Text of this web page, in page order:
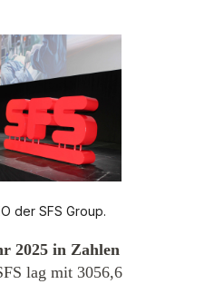
der SFS Group.
2025 in Zahlen
lag mit 3056,6